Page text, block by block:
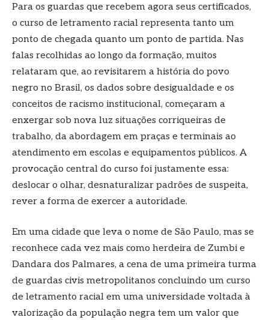
Para os guardas que recebem agora seus certificados,
o curso de letramento racial representa tanto um
ponto de chegada quanto um ponto de partida. Nas
falas recolhidas ao longo da formação, muitos
relataram que, ao revisitarem a história do povo
negro no Brasil, os dados sobre desigualdade e os
conceitos de racismo institucional, começaram a
enxergar sob nova luz situações corriqueiras de
trabalho, da abordagem em praças e terminais ao
atendimento em escolas e equipamentos públicos. A
provocação central do curso foi justamente essa:
deslocar o olhar, desnaturalizar padrões de suspeita,
rever a forma de exercer a autoridade.
Em uma cidade que leva o nome de São Paulo, mas se
reconhece cada vez mais como herdeira de Zumbi e
Dandara dos Palmares, a cena de uma primeira turma
de guardas civis metropolitanos concluindo um curso
de letramento racial em uma universidade voltada à
valorização da população negra tem um valor que